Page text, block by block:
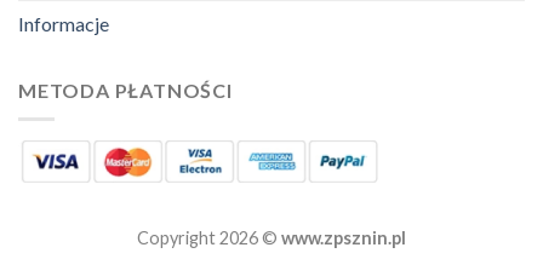
Informacje
METODA PŁATNOŚCI
Copyright 2026 © www.zpsznin.pl